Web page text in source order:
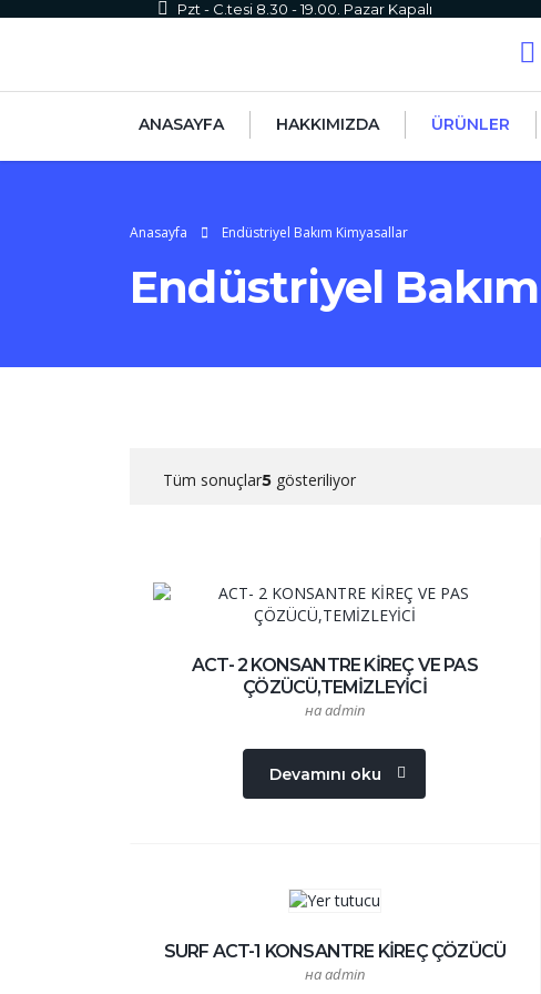
Pzt - C.tesi 8.30 - 19.00. Pazar Kapalı
ANASAYFA HAKKIMIZDA ÜRÜNLER
Anasayfa Endüstriyel Bakım Kimyasallar
Endüstriyel
Tüm sonuçlar5 gösteriliyor
ACT- 2 KONSANTRE KİREÇ VE PAS
ÇÖZÜCÜ,TEMİZLEYİCİ
на admin
Devamını oku
SURF ACT-1 KONSANTRE KİREÇ ÇÖZÜCÜ
на admin